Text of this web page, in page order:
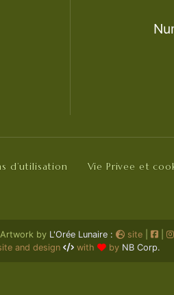
d’utilisation Vie Privee et
by L'Orée Lunaire : site|
and design
with by NB Corp.